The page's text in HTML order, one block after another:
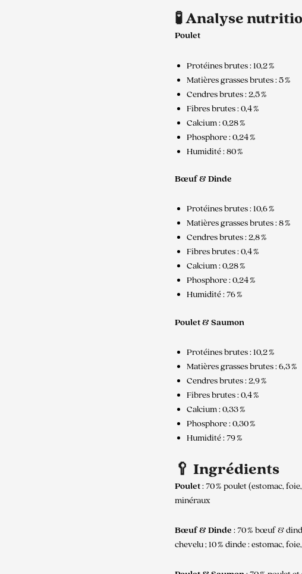
🧪 Analyse
Poulet
Protéines brutes : 10,2 %
Matières grasses brutes : 5 %
Cendres brutes : 2,5 %
Fibres brutes : 0,4 %
Calcium : 0,28 %
Phosphore : 0,24 %
Humidité : 80 %
Bœuf & Dinde
Protéines brutes : 10,6 %
Matières grasses brutes : 8 %
Cendres brutes : 2,8 %
Fibres brutes : 0,4 %
Calcium : 0,28 %
Phosphore : 0,24 %
Humidité : 76 %
Poulet & Saumon
Protéines brutes : 10,2 %
Matières grasses brutes : 6,3 %
Cendres brutes : 2,9 %
Fibres brutes : 0,4 %
Calcium : 0,33 %
Phosphore : 0,30 %
Humidité : 79 %
🥄 Ingrédients
Poulet: 70 % poulet (estomac,
minéraux
Bœuf & Dinde : 70 % bœuf &
chevelu ; 10 % dinde : estomac,